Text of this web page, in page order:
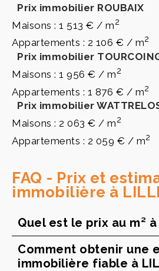
Prix immobilier ROUBAIX
Maisons : 1 513 € / m2
Appartements : 2 106 € / m2
Prix immobilier
Maisons : 1 956 € / m2
Appartements : 1 876 € / m2
Prix immobilier
Maisons : 2 063 € / m2
Appartements : 2 059 € / m2
FAQ - Prix et
immobilière à
Quel est le prix au m² à
Comment obtenir une
immobilière fiable à